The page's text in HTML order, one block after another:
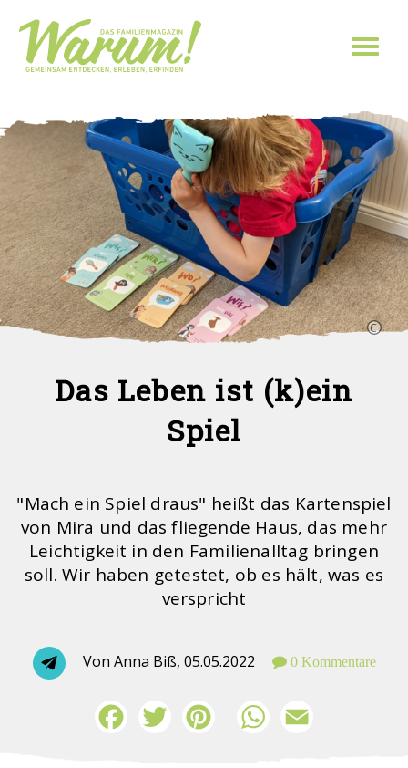
Sie sind hier
Das Leben ist (k)ein
Spiel
"Mach ein Spiel draus" heißt das Kartenspiel
von Mira und das fliegende Haus, das mehr
Leichtigkeit in den Familienalltag bringen
soll. Wir haben getestet, ob es hält, was es
verspricht
Von Anna Biß, 05.05.2022 0 Kommentare
FacebookTwitter Pinterest WhatsApp